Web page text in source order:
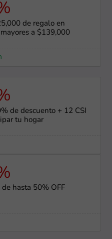
de regalo en
a $139,000
de descuento + 12 CSI
tu hogar
de hasta 50% OFF